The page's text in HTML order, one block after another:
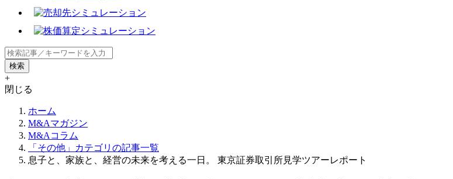
+
閉じる
ホーム
M&Aマガジン
M&Aコラム
「その他」カテゴリの記事一覧
息子と、家族と、経営の未来を考える一日。 東京証券取引所見学ツアーレポート